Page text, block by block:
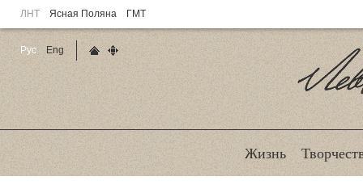
ЛНТ Ясная Поляна ГМТ
Жизнь
Рус
Eng